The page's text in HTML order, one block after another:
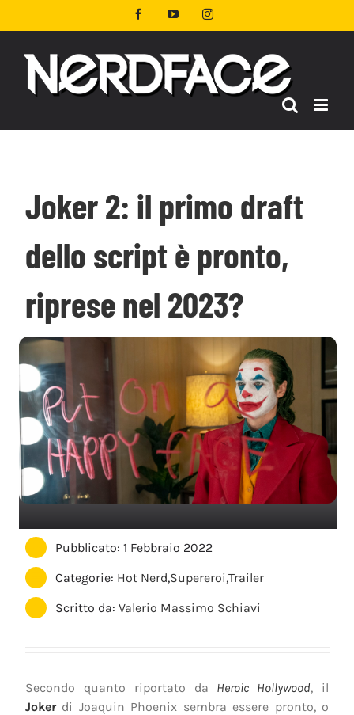
al
FacebookYouTubeInstagram
Joker 2: il primo draft
dello script è pronto,
riprese nel 2023?
Pubblicato: 1 Febbraio 2022
Categorie: Hot Nerd,Supereroi,Trailer
Scritto da:Valerio Massimo Schiavi
Secondo quanto riportato da Heroic Hollywood, il
Jokerdi Joaquin Phoenix sembra essere pronto, o